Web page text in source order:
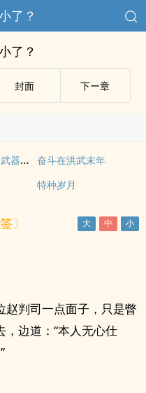
了？
了？
封面 下ー章
穿越到大秦的武器大亨
奋斗在洪武末年
特种岁月
〕
赵判司一点面子，只是瞥
边道：“本人无心仕